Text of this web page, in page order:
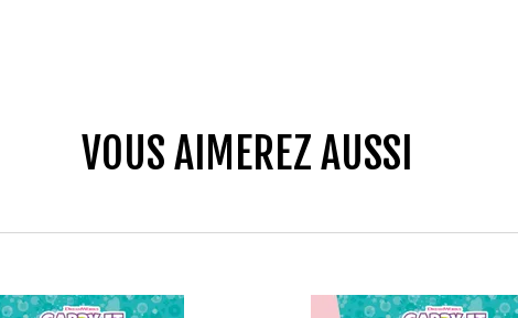
VOUS AIMEREZ AUSSI